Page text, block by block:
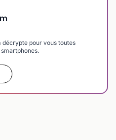
décrypte pour vous toutes